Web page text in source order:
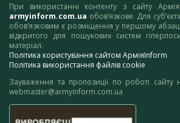
При використанні контенту з сайту
armyinform.com.ua обов’язкове. Для
обов’язковим є розміщення у першому
відкритого для пошукових систем
матеріал.
Політика користування сайтом АрміяInform
Політика використання файлів cookie
Зауваження та пропозиції по роботі сайту
webmaster@armyinform.com.ua